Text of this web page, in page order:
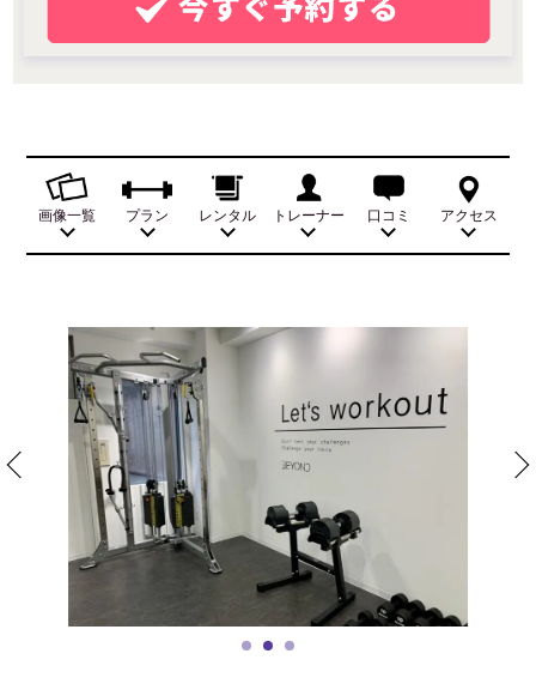
画像一覧 プラン レンタル トレーナー 口コミ アクセス